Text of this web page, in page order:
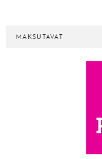
MAKSUTAVAT